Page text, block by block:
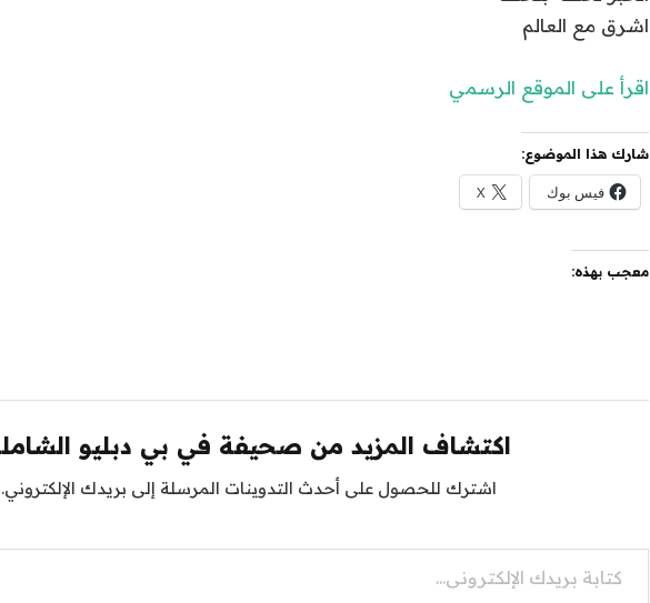
اشرق مع العالم
اقرأ على الموقع الرسمي
شارك هذا الموضوع:
فيس بوك X
معجب بهذه:
اكتشاف المزيد من صحيفة في بي دبليو
اشترك للحصول على أحدث التدوينات المرسلة إلى بريدك الإلكتروني.
كتابة بريدك الإلكتروني...